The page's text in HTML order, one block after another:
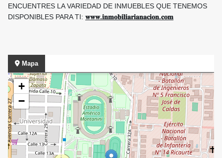
ENCUENTRES LA VARIEDAD DE INMUEBLES QUE TENEMOS
DISPONIBLES PARA TI: 𝐰𝐰𝐰.𝐢𝐧𝐦𝐨𝐛𝐢𝐥𝐢𝐚𝐫𝐢𝐚𝐧𝐚𝐜𝐢𝐨𝐧.𝐜𝐨𝐦
Mapa
+
−